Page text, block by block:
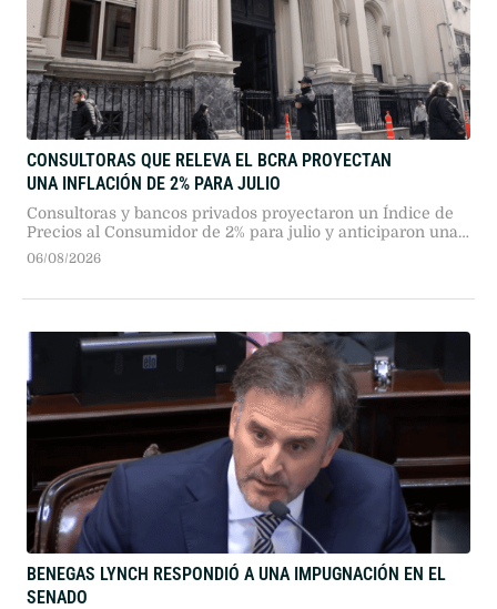
CONSULTORAS QUE RELEVA EL BCRA PROYECTAN
UNA INFLACIÓN DE 2% PARA JULIO
Consultoras y bancos privados proyectaron un Índice de
Precios al Consumidor de 2% para julio y anticiparon una
baja sostenida a partir de agosto, con un dólar estimado
06/08/2026
BENEGAS LYNCH RESPONDIÓ A UNA IMPUGNACIÓN EN EL
SENADO